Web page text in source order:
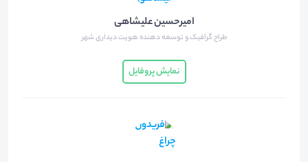
امیرحسین علیشاهی
طراح گرافیک و توسعه دهنده هویت دیداری شهر
نمایش پروفایل